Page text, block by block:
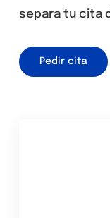
separa tu cita
Pedir cita